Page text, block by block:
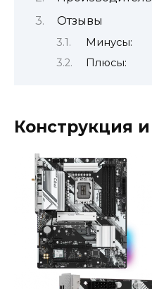
Отзывы
Минусы:
Плюсы:
Конструкция